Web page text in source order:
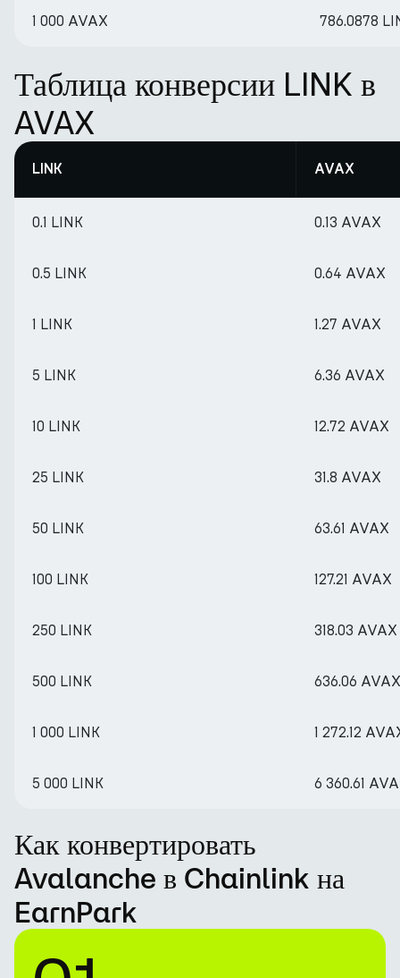
1 000 AVAX 786.0878
Таблица конверсии LINK в
AVAX
LINK AVAX
0.1 LINK 0.13 AVAX
0.5 LINK 0.64 AVAX
1 LINK 1.27 AVAX
5 LINK 6.36 AVAX
10 LINK 12.72 AVAX
25 LINK 31.8 AVAX
50 LINK 63.61 AVAX
100 LINK 127.21 AVAX
250 LINK 318.03 AVAX
500 LINK 636.06 AVAX
1 000 LINK 1 272.12
5 000 LINK 6 360.61
Как конвертировать
Avalanche в Chainlink на
EarnPark